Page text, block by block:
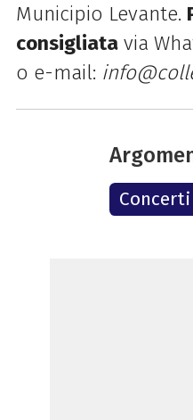
Municipio Levante.
consigliatavia
o e-mail:
Concerti